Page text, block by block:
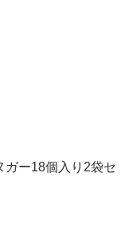
ガー18個入り2袋セ